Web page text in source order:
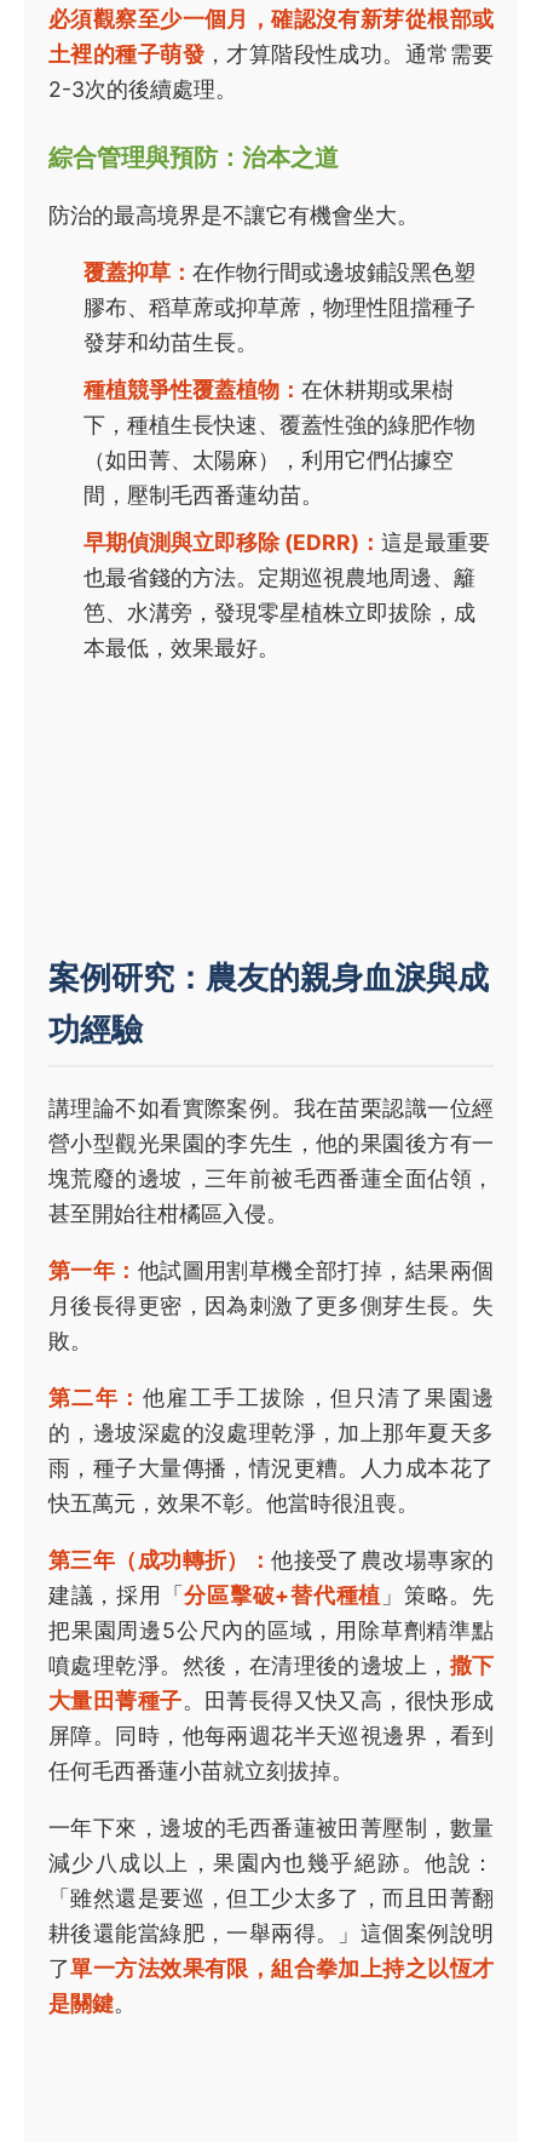
必須觀察至少一個月，確認沒有新芽從根部或
土裡的種子萌發，才算階段性成功。通常需要
2-3次的後續處理。
綜合管理與預防：治本之道
防治的最高境界是不讓它有機會坐大。
覆蓋抑草： 在作物行間或邊坡鋪設黑色塑
膠布、稻草蓆或抑草蓆，物理性阻擋種子
發芽和幼苗生長。
種植競爭性覆蓋植物： 在休耕期或果樹
下，種植生長快速、覆蓋性強的綠肥作物
（如田菁、太陽麻），利用它們佔據空
間，壓制毛西番蓮幼苗。
早期偵測與立即移除 (EDRR)： 這是最重要
也最省錢的方法。定期巡視農地周邊、籬
笆、水溝旁，發現零星植株立即拔除，成
本最低，效果最好。
案例研究：農友的親身血淚與成
功經驗
講理論不如看實際案例。我在苗栗認識一位經
營小型觀光果園的李先生，他的果園後方有一
塊荒廢的邊坡，三年前被毛西番蓮全面佔領，
甚至開始往柑橘區入侵。
第一年： 他試圖用割草機全部打掉，結果兩個
月後長得更密，因為刺激了更多側芽生長。失
敗。
第二年： 他雇工手工拔除，但只清了果園邊
的，邊坡深處的沒處理乾淨，加上那年夏天多
雨，種子大量傳播，情況更糟。人力成本花了
快五萬元，效果不彰。他當時很沮喪。
第三年（成功轉折）：他接受了農改場專家的
建議，採用「分區擊破+替代種植 」策略。先
把果園周邊5公尺內的區域，用除草劑精準點
噴處理乾淨。然後，在清理後的邊坡上， 撒下
大量田菁種子。田菁長得又快又高，很快形成
屏障。同時，他每兩週花半天巡視邊界，看到
任何毛西番蓮小苗就立刻拔掉。
一年下來，邊坡的毛西番蓮被田菁壓制，數量
減少八成以上，果園內也幾乎絕跡。他說：
「雖然還是要巡，但工少太多了，而且田菁翻
耕後還能當綠肥，一舉兩得。」這個案例說明
了單一方法效果有限，組合拳加上持之以恆才
是關鍵。